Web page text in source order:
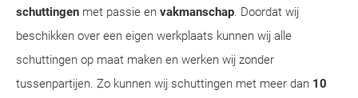
schuttingen met passie en vakmanschap. Doordat wij
beschikken over een eigen werkplaats kunnen wij alle
schuttingen op maat maken en werken wij zonder
tussenpartijen. Zo kunnen wij schuttingen met meer dan 10